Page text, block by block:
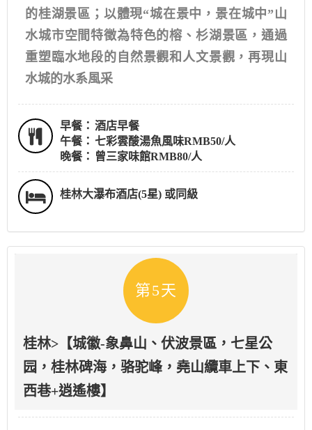
的桂湖景區；以體現“城在景中，景在城中”山
水城市空間特徵為特色的榕、杉湖景區，通過
重塑臨水地段的自然景觀和人文景觀，再現山
水城的水系風采
早餐： 酒店早餐
午餐： 七彩雲酸湯魚風味RMB50/人
晚餐： 曾三家味館RMB80/人
桂林大瀑布酒店(5星) 或同級
第5天
桂林>【城徽-象鼻山、伏波景區，七星公
园，桂林碑海，骆驼峰，堯山纜車上下、東
西巷+逍遙樓】